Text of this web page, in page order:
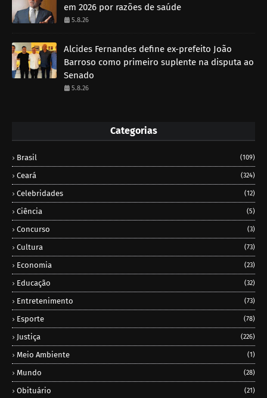
em 2026 por razões de saúde
5.8.26
Alcides Fernandes define ex-prefeito João
Barroso como primeiro suplente na disputa ao
Senado
5.8.26
Categorias
Brasil (109)
Ceará (324)
Celebridades (12)
Ciência (5)
Concurso (3)
Cultura (73)
Economia (23)
Educação (32)
Entretenimento (73)
Esporte (78)
Justiça (226)
Meio Ambiente (1)
Mundo (28)
Obituário (21)